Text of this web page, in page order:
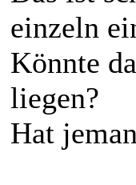
einzeln
Könnte
liegen?
Hat